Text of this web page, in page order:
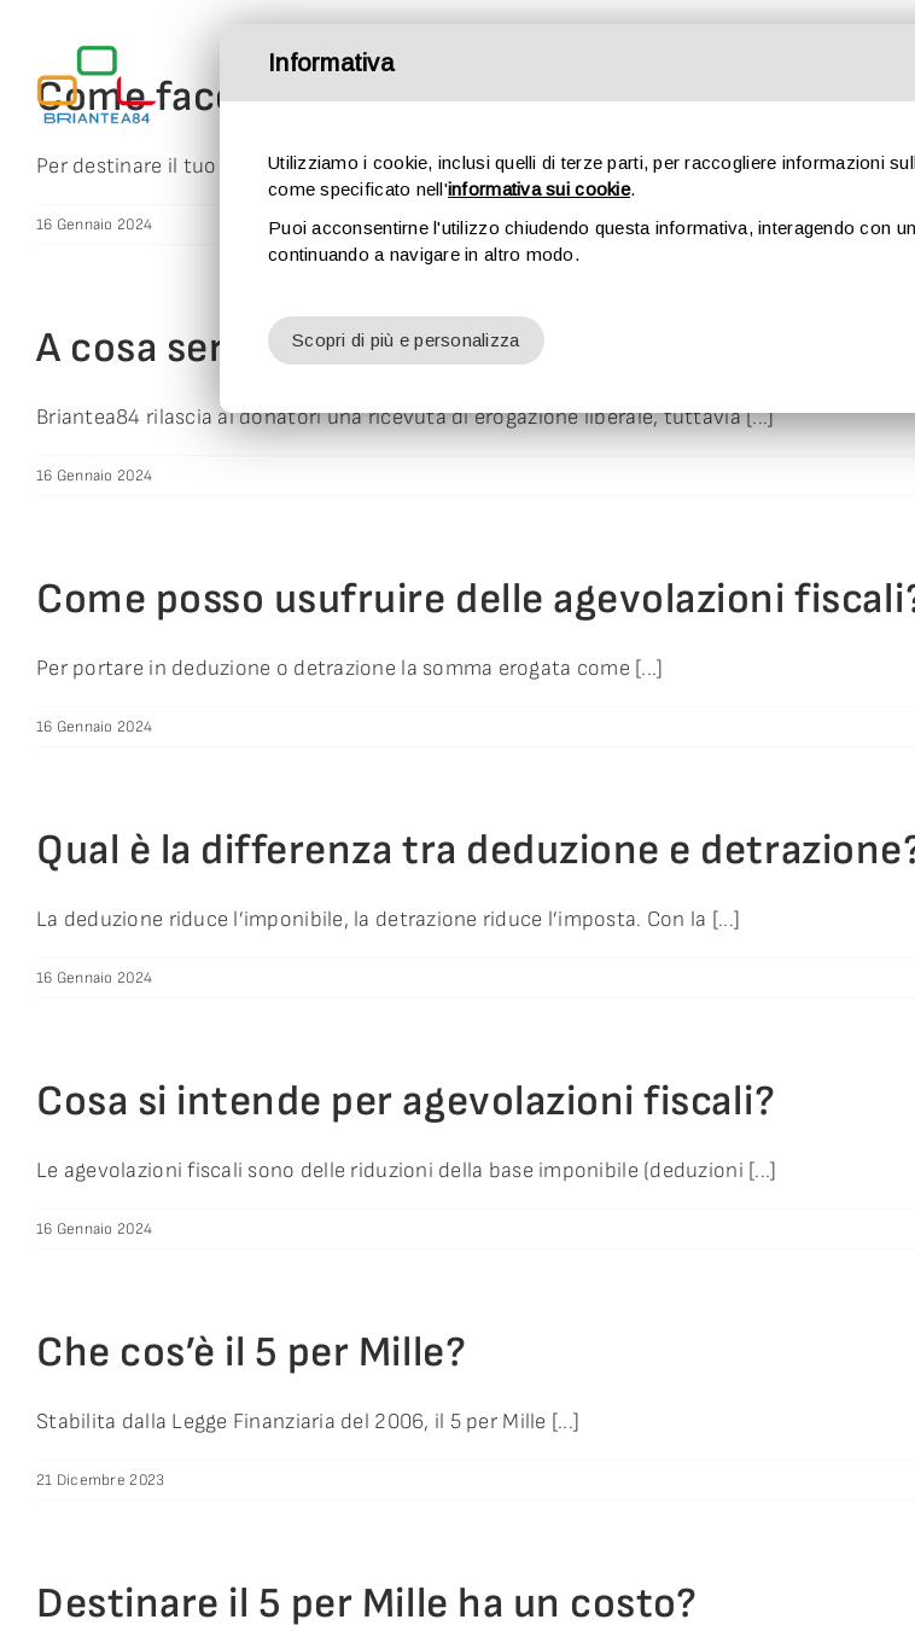
contenuto
Come faccio a capire se il mio 5 per Mille
Per destinare il tuo 5 per Mille a Briantea84 occorre [...]
16 Gennaio 2024
A cosa serve la ricevuta di erogazione liberale?
Briantea84 rilascia ai donatori una ricevuta di erogazione liberale, tuttavia [...]
16 Gennaio 2024
Come posso usufruire delle agevolazioni
Per portare in deduzione o detrazione la somma erogata come [...]
16 Gennaio 2024
Qual è la differenza tra deduzione e
La deduzione riduce l’imponibile, la detrazione riduce l’imposta. Con la [...]
16 Gennaio 2024
Cosa si intende per agevolazioni fiscali?
Le agevolazioni fiscali sono delle riduzioni della base imponibile (deduzioni [...]
16 Gennaio 2024
Che cos’è il 5 per Mille?
Stabilita dalla Legge Finanziaria del 2006, il 5 per Mille [...]
21 Dicembre 2023
Destinare il 5 per Mille ha un costo?
Informativa
Utilizziamo i cookie, inclusi quelli di terze parti, per raccogliere informazioni
come specificato nell'informativa sui cookie.
Puoi acconsentirne l'utilizzo chiudendo questa informativa, interagendo con
continuando a navigare in altro modo.
Scopri di più e personalizza